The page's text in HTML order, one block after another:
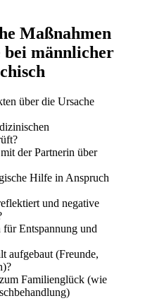
Maßnahmen
bei männlicher
über die Ursache
der Partnerin über
Hilfe in Anspruch
und negative
Entspannung und
aufgebaut (Freunde,
Familienglück (wie